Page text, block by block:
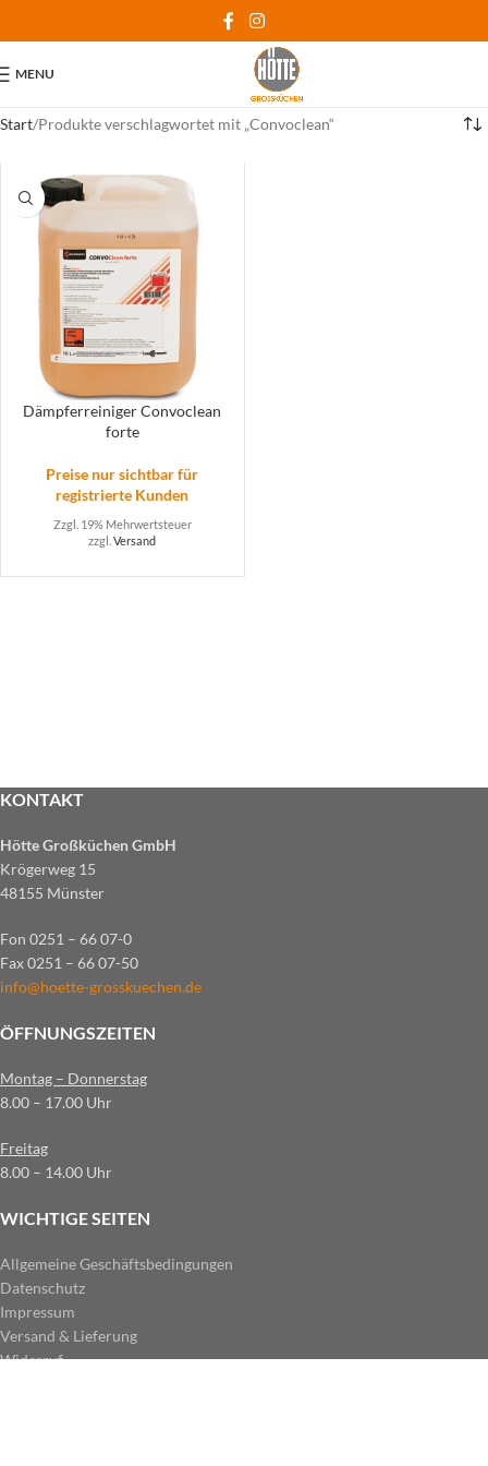
MENU
Start Produkte verschlagwortet mit „Convoclean“
Dämpferreiniger Convoclean
forte
Preise nur sichtbar für
registrierte Kunden
Zzgl. 19% Mehrwertsteuer
zzgl.Versand
KONTAKT
Hötte Großküchen GmbH
Krögerweg 15
48155 Münster
Fon 0251 – 66 07-0
Fax 0251 – 66 07-50
info@hoette-grosskuechen.de
ÖFFNUNGSZEITEN
Montag – Donnerstag
8.00 – 17.00 Uhr
Freitag
8.00 – 14.00 Uhr
WICHTIGE SEITEN
Allgemeine Geschäftsbedingungen
Datenschutz
Impressum
Versand & Lieferung
Widerruf